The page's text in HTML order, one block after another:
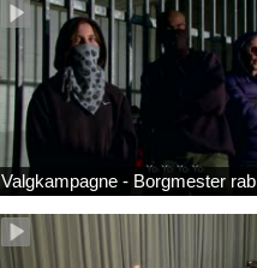
Valgkampagne - Borgmester rab